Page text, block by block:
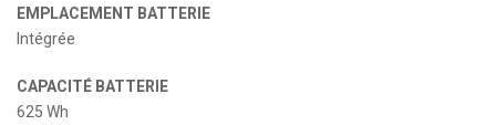
EMPLACEMENT BATTERIE
Intégrée
CAPACITÉ BATTERIE
625 Wh